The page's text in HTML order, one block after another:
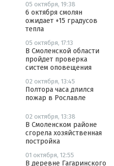
05 октября, 19:38
6 октября смолян
ожидает +15 градусов
тепла
05 октября, 17:13
В Смоленской области
пройдет проверка
систем оповещения
02 октября, 13:45
Полтора часа длился
пожар в Рославле
02 октября, 13:38
В Смоленском районе
сгорела хозяйственная
постройка
01 октября, 12:55
В деревне Гагаринского